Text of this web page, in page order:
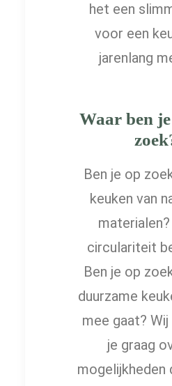
het een
voor een
jarenlang
Waar ben
Ben je op
keuken van
circulariteit
Ben je op
duurzame
mee gaat?
je graag
mogelijkheden